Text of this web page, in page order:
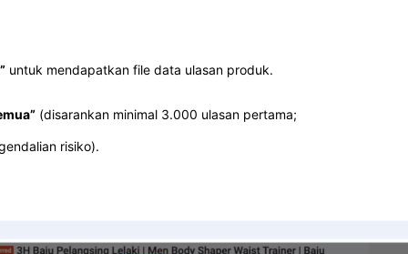
untuk mendapatkan file data ulasan produk.
(disarankan minimal 3.000 ulasan pertama;
risiko).